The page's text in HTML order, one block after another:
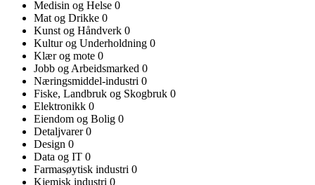
Medisin og Helse 0
Mat og Drikke 0
Kunst og Håndverk 0
Kultur og Underholdning 0
Klær og mote 0
Jobb og Arbeidsmarked 0
Næringsmiddel-industri 0
Fiske, Landbruk og Skogbruk 0
Elektronikk 0
Eiendom og Bolig 0
Detaljvarer0
Design 0
Data og IT 0
Farmasøytisk industri 0
Kjemisk industri 0